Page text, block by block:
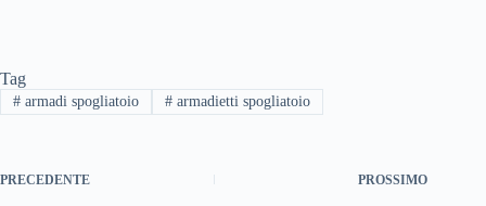
Tag
#armadi spogliatoio #armadietti spogliatoio
PRECEDENTE PROSSIMO